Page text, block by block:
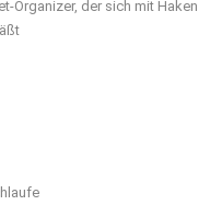
Organizer, der sich mit Haken